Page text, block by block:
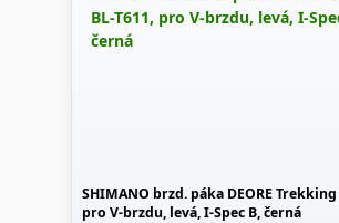
SHIMANO brzd. páka DEORE Trekking
pro V-brzdu, levá, I-Spec B, černá